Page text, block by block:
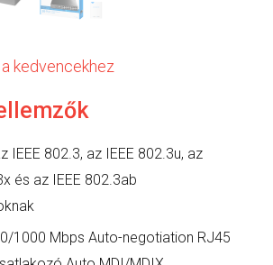
kedvencekhez
IEEE 802.3, az IEEE 802.3u, az
és az IEEE 802.3ab
1000 Mbps Auto-negotiation RJ45